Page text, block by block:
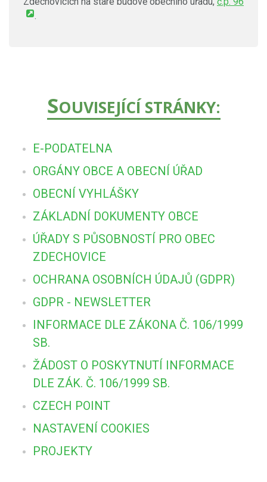
.
SOUVISEJÍCÍ STRÁNKY:
E-PODATELNA
ORGÁNY OBCE A OBECNÍ ÚŘAD
OBECNÍ VYHLÁŠKY
ZÁKLADNÍ DOKUMENTY OBCE
ÚŘADY S PŮSOBNOSTÍ PRO OBEC
ZDECHOVICE
OCHRANA OSOBNÍCH ÚDAJŮ (GDPR)
GDPR - NEWSLETTER
INFORMACE DLE ZÁKONA Č. 106/1999
SB.
ŽÁDOST O POSKYTNUTÍ INFORMACE
DLE ZÁK. Č. 106/1999 SB.
CZECH POINT
NASTAVENÍ COOKIES
PROJEKTY